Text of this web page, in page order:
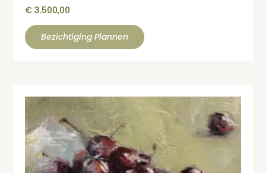
€ 3.500,00
Bezichtiging Plannen